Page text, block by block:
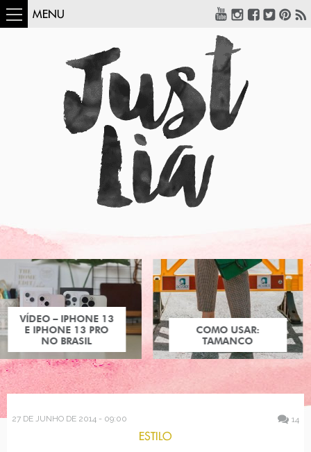
MENU
COMO USAR:
TAMANCO
27 DE JUNHO DE 2014 - 09:00 14
ESTILO